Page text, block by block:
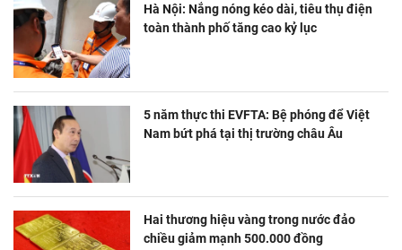
Hà Nội: Nắng nóng kéo dài, tiêu thụ điện
toàn thành phố tăng cao kỷ lục
5 năm thực thi EVFTA: Bệ phóng để Việt
Nam bứt phá tại thị trường châu Âu
Hai thương hiệu vàng trong nước đảo
chiều giảm mạnh 500.000 đồng